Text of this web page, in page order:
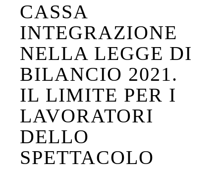
CASSA
INTEGRAZIONE
NELLA LEGGE DI
BILANCIO 2021.
IL LIMITE PER I
LAVORATORI
DELLO
SPETTACOLO